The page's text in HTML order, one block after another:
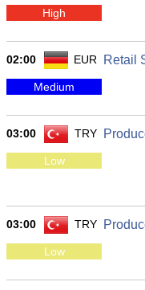
High
02:00 EUR Retail
Medium
03:00 TRY
Low
03:00 TRY
Low